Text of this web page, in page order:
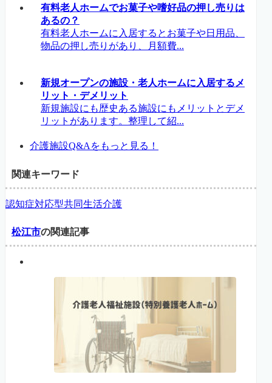
有料老人ホームでお菓子や嗜好品の押し売りは
あるの？
有料老人ホームに入居するとお菓子や日用品、
物品の押し売りがあり、月額費...
新規オープンの施設・老人ホームに入居するメ
リット・デメリット
新規施設にも歴史ある施設にもメリットとデメ
リットがあります。整理して紹...
介護施設Q&Aをもっと見る！
関連キーワード
認知症対応型共同生活介護
松江市の関連記事